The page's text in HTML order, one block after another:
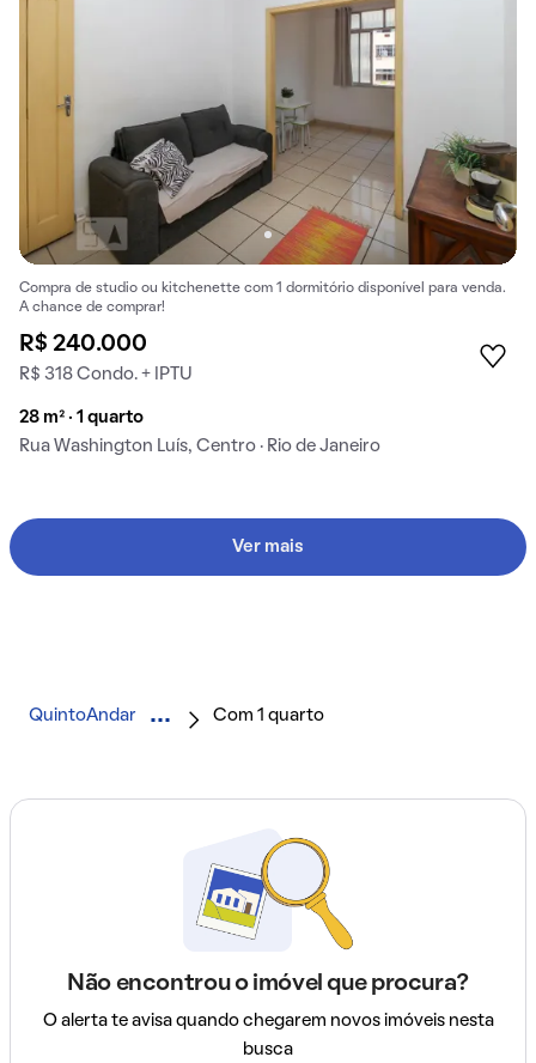
Compra de studio ou kitchenette com 1 dormitório disponível para venda.
A chance de comprar!
R$ 240.000
R$ 318 Condo. + IPTU
28 m² · 1 quarto
Rua Washington Luís, Centro · Rio de Janeiro
Ver mais
QuintoAndar Com 1 quarto
Não encontrou o imóvel que procura?
O alerta te avisa quando chegarem novos imóveis nesta
busca